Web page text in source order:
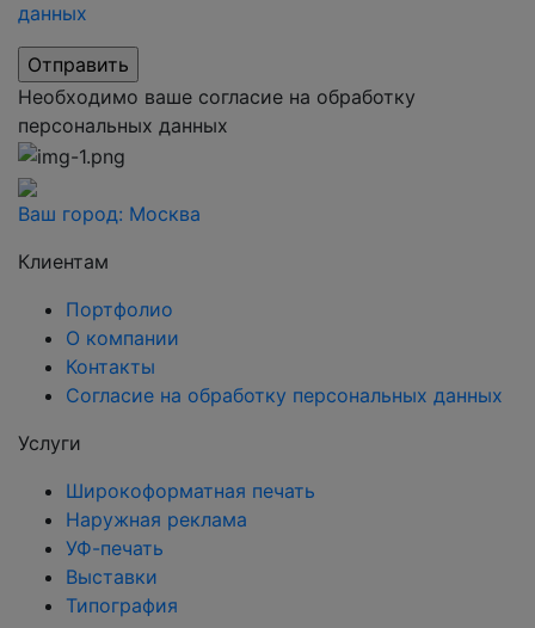
данных
Необходимо ваше согласие на обработку
персональных данных
Ваш город: Москва
Клиентам
Портфолио
О компании
Контакты
Согласие на обработку персональных данных
Услуги
Широкоформатная печать
Наружная реклама
УФ-печать
Выставки
Типография